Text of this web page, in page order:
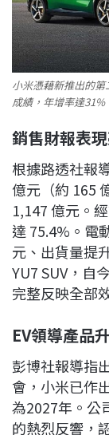
小米憑藉新推出的
成績，年增率達
銷售財報表
根據路透社報
億元（約 165
1,147 億元。
達 75.4%。電
元、出貨量提
YU7 SUV，自
完整反映全部
EV領導產品
彭博社報導指
會，小米已作
為2027年。公
的熱烈反響，